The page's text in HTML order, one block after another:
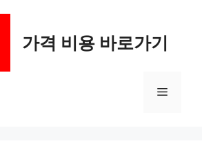
가격 비용 바로가기
메